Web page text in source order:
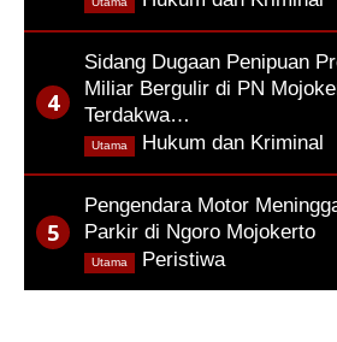
Sidang Dugaan Penipuan
Miliar Bergulir di PN
Terdakwa…
Hukum dan Kriminal
Utama
Pengendara Motor
Parkir di Ngoro Mojokerto
Peristiwa
Utama